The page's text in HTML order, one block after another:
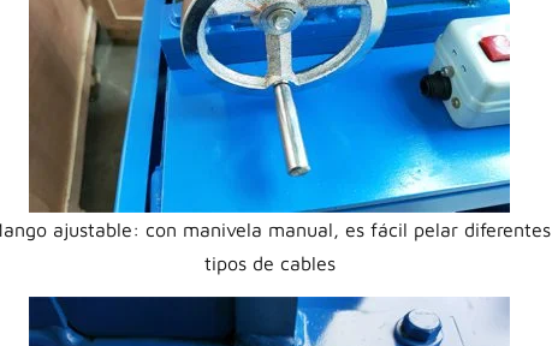
ajustable: con manivela manual, es fácil pelar diferentes
tipos de cables